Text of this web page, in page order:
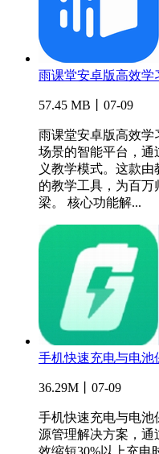
雨课堂安卓版高效学
57.45 MB丨07-09
雨课堂安卓版高效学
场景的智能平台，通
义教学模式。这款
的教学工具，为百
梁。 核心功能解...
手机快速充电与电池
36.29M丨07-09
手机快速充电与电池
源管理解决方案，通